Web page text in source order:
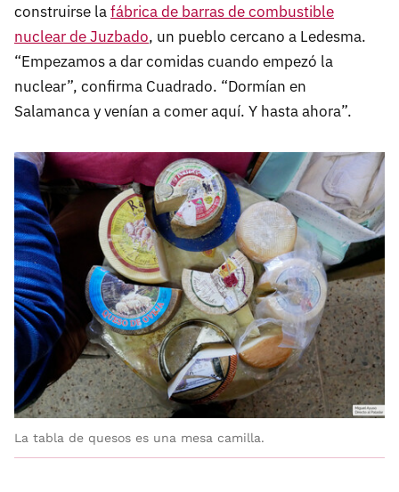
construirse lafábrica de barras de combustible
nuclear de Juzbado, un pueblo cercano a Ledesma.
“Empezamos a dar comidas cuando empezó la
nuclear”, confirma Cuadrado. “Dormían en
Salamanca y venían a comer aquí. Y hasta ahora”.
La tabla de quesos es una mesa camilla.